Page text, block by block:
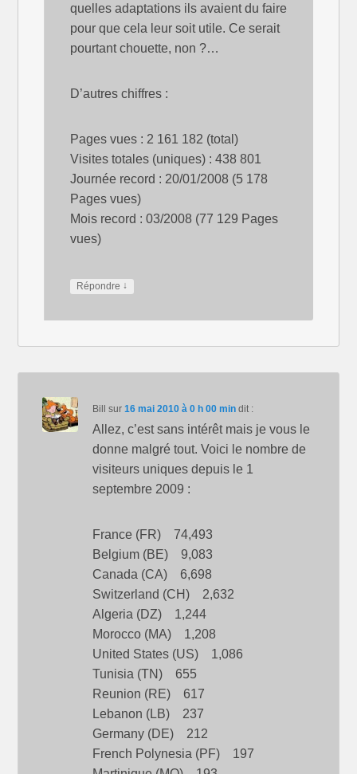
quelles adaptations ils avaient du faire
pour que cela leur soit utile. Ce serait
pourtant chouette, non ?…
D’autres chiffres :
Pages vues : 2 161 182 (total)
Visites totales (uniques) : 438 801
Journée record : 20/01/2008 (5 178
Pages vues)
Mois record : 03/2008 (77 129 Pages
vues)
Répondre ↓
Bill sur16 mai 2010 à 0 h 00 min dit :
Allez, c’est sans intérêt mais je vous le
donne malgré tout. Voici le nombre de
visiteurs uniques depuis le 1
septembre 2009 :
France (FR) 74,493
Belgium (BE) 9,083
Canada (CA) 6,698
Switzerland (CH) 2,632
Algeria (DZ) 1,244
Morocco (MA) 1,208
United States (US) 1,086
Tunisia (TN) 655
Reunion (RE) 617
Lebanon (LB) 237
Germany (DE) 212
French Polynesia (PF) 197